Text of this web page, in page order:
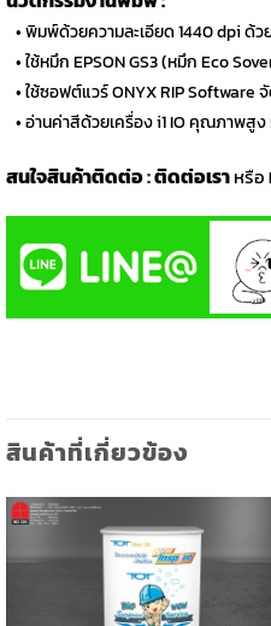
• พิมพ์ด้วยความละเอียด 1440 dpi ด้
• ใช้หมึก EPSON GS3 (หมึก Eco
• ใช้ซอฟต์แวร์ ONYX RIP Software
• อ่านค่าสีด้วยเครื่อง i1 IO คุณภาพสูง
สนใจสินค้าติดต่อ:ติดต่อเราหรือ
สินค้าที่เกี่ยวข้อง